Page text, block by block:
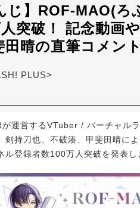
じ】ROF-MAO(ろ
突破！ 記念動画
田晴の直筆コメン
PLUS>
運営するVTuber / バーチャルラ
剣持刀也、不破湊、甲斐田晴に
ル登録者数100万人突破を発表し